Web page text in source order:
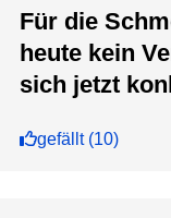
Für die
heute kein
sich jetzt
gefällt(10)